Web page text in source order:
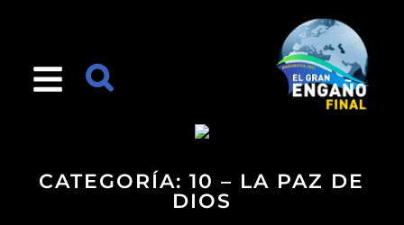
CATEGORÍA:10 – LA PAZ DE
DIOS